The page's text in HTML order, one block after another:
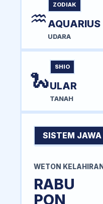
♒
ZODIAK
AQUARIUS
UDARA
🐍
SHIO
ULAR
TANAH
SISTEM JAWA
WETON KELAHIRAN
RABU
PON